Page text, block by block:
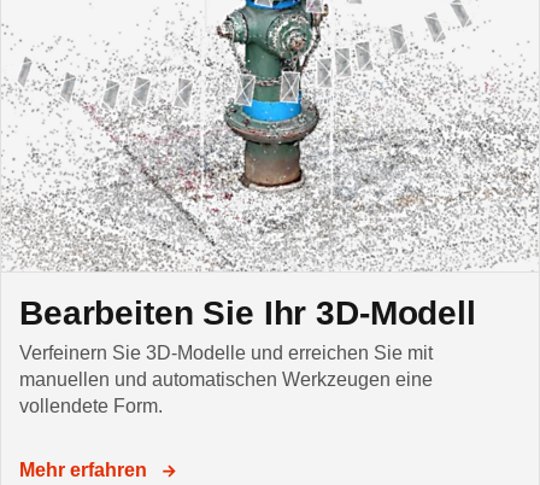
Bearbeiten Sie Ihr 3D-Modell
Verfeinern Sie 3D-Modelle und erreichen Sie mit
manuellen und automatischen Werkzeugen eine
vollendete Form.
Mehr erfahren